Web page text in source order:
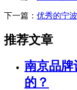
下一篇： 优秀的宁
推荐文章
南京品牌
的？